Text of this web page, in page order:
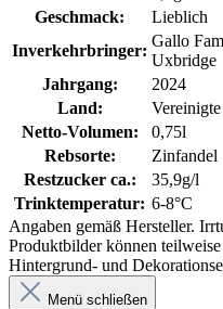
Geschmack:
Lieblich
Inverkehrbringer:
Gallo
Uxbridge
Jahrgang:
2024
Land:
Vereinigte
Netto-Volumen:
0,75l
Rebsorte:
Zinfandel
Restzucker ca.:
35,9g/l
Trinktemperatur: 6-8°C
Angaben gemäß Hersteller.
Produktbilder können
Hintergrund- und
Menü schließen